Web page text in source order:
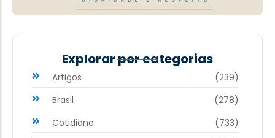
Explorar por categorias
Artigos
(239)
Brasil
(278)
Cotidiano
(733)